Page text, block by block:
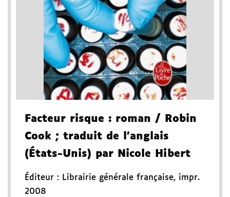
Facteur risque : roman / Robin
Cook ; traduit de l'anglais
(États-Unis) par Nicole Hibert
Éditeur : Librairie générale française, impr.
2008